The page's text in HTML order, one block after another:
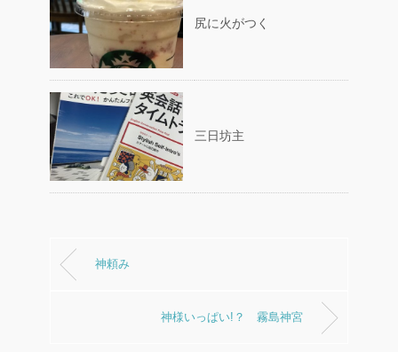
尻に火がつく
三日坊主
神頼み
神様いっぱい!？ 霧島神宮